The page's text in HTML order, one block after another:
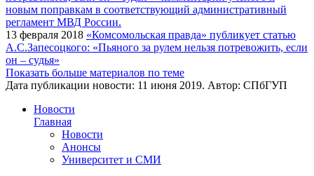
13 февраля 2018 «Комсомольская правда» публикует статью
А.С.Запесоцкого: «Пьяного за рулем нельзя потревожить, если
он – судья»
Показать больше материалов по теме
Дата публикации новости: 11 июня 2019. Автор: СПбГУП
Новости
Главная
Новости
Анонсы
Университет и СМИ